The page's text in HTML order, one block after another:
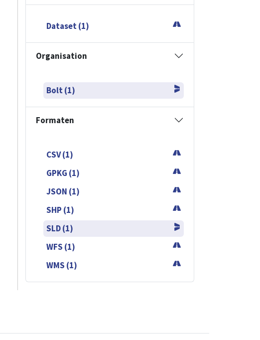
Dataset (1)
Organisation
Bolt (1)
Formaten
CSV (1)
GPKG (1)
JSON (1)
SHP (1)
SLD (1)
WFS (1)
WMS (1)